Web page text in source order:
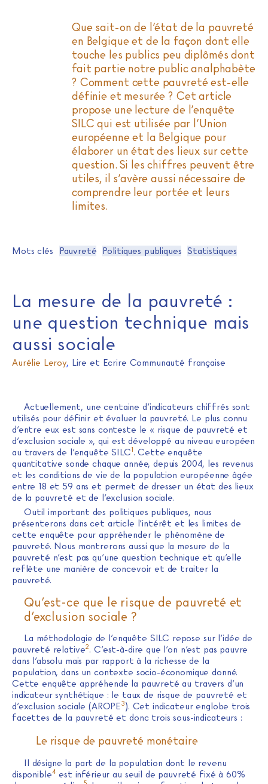
Que sait-on de l’état de la pauvreté
en Belgique et de la façon dont elle
touche les publics peu diplômés dont
fait partie notre public analphabète
? Comment cette pauvreté est-elle
définie et mesurée ? Cet article
propose une lecture de l’enquête
SILC qui est utilisée par l’Union
européenne et la Belgique pour
élaborer un état des lieux sur cette
question. Si les chiffres peuvent être
utiles, il s’avère aussi nécessaire de
comprendre leur portée et leurs
limites.
Mots clés Pauvreté Politiques publiques Statistiques
La mesure de la pauvreté :
une question technique mais
aussi sociale
Aurélie Leroy, Lire et Ecrire Communauté française
Actuellement, une centaine d’indicateurs chiffrés sont
utilisés pour définir et évaluer la pauvreté. Le plus connu
d’entre eux est sans conteste le « risque de pauvreté et
d’exclusion sociale », qui est développé au niveau européen
au travers de l’enquête SILC1. Cette enquête
quantitative sonde chaque année, depuis 2004, les revenus
et les conditions de vie de la population européenne âgée
entre 18 et 59 ans et permet de dresser un état des lieux
de la pauvreté et de l’exclusion sociale.
Outil important des politiques publiques, nous
présenterons dans cet article l’intérêt et les limites de
cette enquête pour appréhender le phénomène de
pauvreté. Nous montrerons aussi que la mesure de la
pauvreté n’est pas qu’une question technique et qu’elle
reflète une manière de concevoir et de traiter la
pauvreté.
Qu’est-ce que le risque de pauvreté et
d’exclusion sociale ?
La méthodologie de l’enquête SILC repose sur l’idée de
pauvreté relative2. C’est-à-dire que l’on n’est pas pauvre
dans l’absolu mais par rapport à la richesse de la
population, dans un contexte socio-économique donné.
Cette enquête appréhende la pauvreté au travers d’un
indicateur synthétique : le taux de risque de pauvreté et
d’exclusion sociale (AROPE3). Cet indicateur englobe trois
facettes de la pauvreté et donc trois sous-indicateurs :
Le risque de pauvreté monétaire
Il désigne la part de la population dont le revenu
disponible4 est inférieur au seuil de pauvreté fixé à 60%